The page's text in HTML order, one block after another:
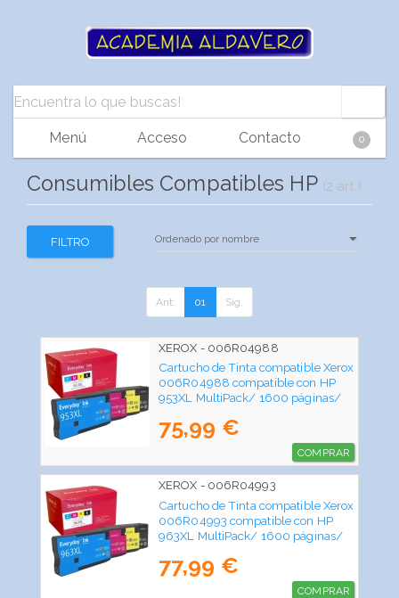
Menú Acceso Contacto 0
Consumibles Compatibles HP (2 art.)
FILTRO
Ant. 01 Sig.
XEROX - 006R04988
Cartucho de Tinta compatible Xerox
006R04988 compatible con HP
953XL MultiPack/ 1600 páginas/
75,99 €
COMPRAR
XEROX - 006R04993
Cartucho de Tinta compatible Xerox
006R04993 compatible con HP
963XL MultiPack/ 1600 páginas/
77,99 €
COMPRAR